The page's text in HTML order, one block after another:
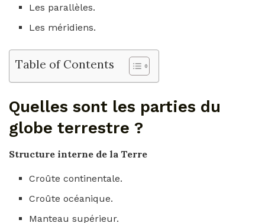
Les parallèles.
Les méridiens.
Table of Contents
Quelles sont les parties du
globe terrestre ?
Structure interne de la Terre
Croûte continentale.
Croûte océanique.
Manteau supérieur.